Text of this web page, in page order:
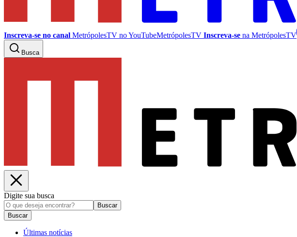
Inscreva-se no canal MetrópolesTV noYouTubeMetrópolesTV Inscreva-se na MetrópolesTV
Busca
Digite sua busca
Buscar
Buscar
Últimas notícias